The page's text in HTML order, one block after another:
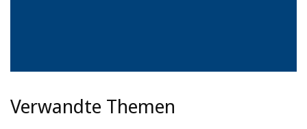
Verwandte Themen